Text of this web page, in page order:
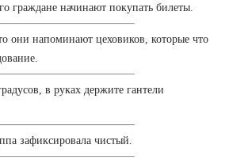
граждане начинают покупать билеты.
они напоминают цеховиков, которые что
в руках держите гантели
зафиксировала чистый.